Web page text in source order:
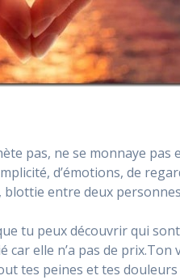
pas, ne se monnaye
d’émotions, de
entre deux
tu peux découvrir qui
car elle n’a pas de
tes peines et tes